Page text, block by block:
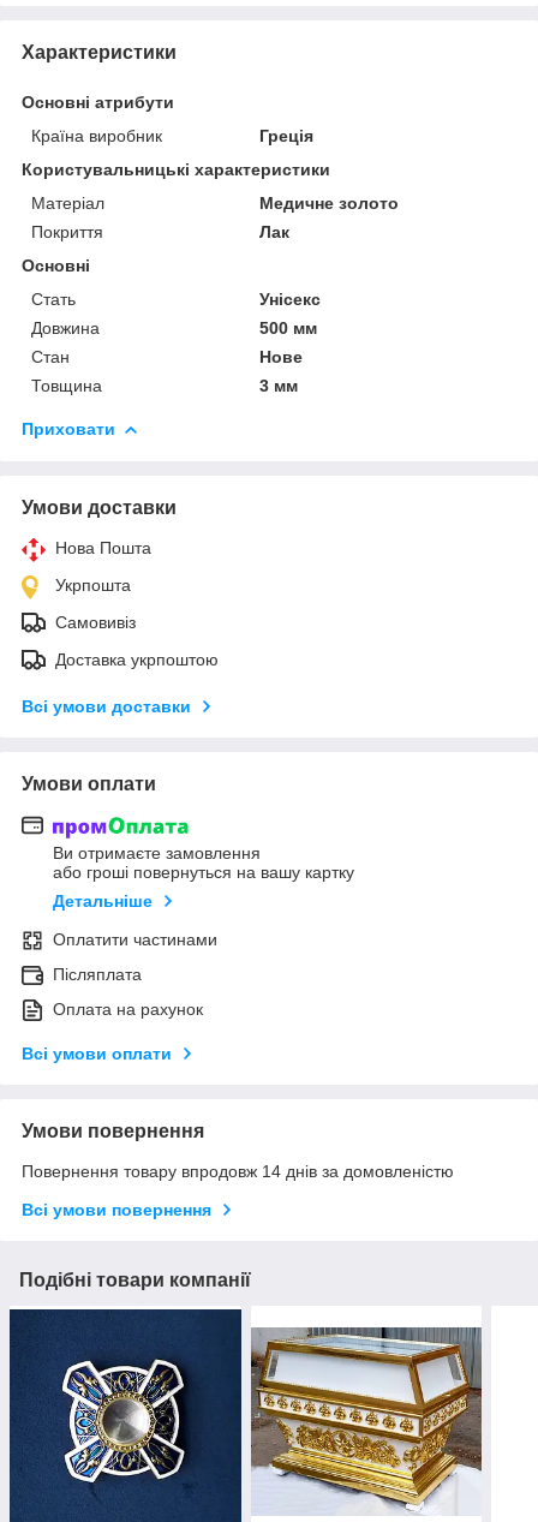
Характеристики
Основні атрибути
Країна виробник
Греція
Користувальницькі характеристики
Матеріал
Медичне золото
Покриття
Лак
Основні
Стать
Унісекс
Довжина
500 мм
Стан
Нове
Товщина
3 мм
Приховати
Умови доставки
Нова Пошта
Укрпошта
Самовивіз
Доставка укрпоштою
Всі умови доставки
Умови оплати
Ви отримаєте замовлення
або гроші повернуться на вашу картку
Детальніше
Оплатити частинами
Післяплата
Оплата на рахунок
Всі умови оплати
Умови повернення
Повернення товару впродовж 14 днів за домовленістю
Всі умови повернення
Подібні товари компанії